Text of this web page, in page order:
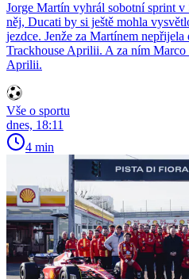
Jorge Martín vyhrál sobotní sprint
něj, Ducati by si ještě mohla
jezdce. Jenže za Martínem
Trackhouse Aprilii. A za ním
Aprilii.
Vše o sportu
dnes, 18:11
4 min